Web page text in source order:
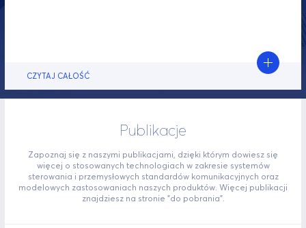
CZYTAJ CAŁOŚĆ
Publikacje
Zapoznaj się z naszymi publikacjami, dzięki którym dowiesz się
więcej o stosowanych technologiach w zakresie systemów
sterowania i przemysłowych standardów komunikacyjnych oraz
modelowych zastosowaniach naszych produktów. Więcej publikacji
znajdziesz na stronie "do pobrania".